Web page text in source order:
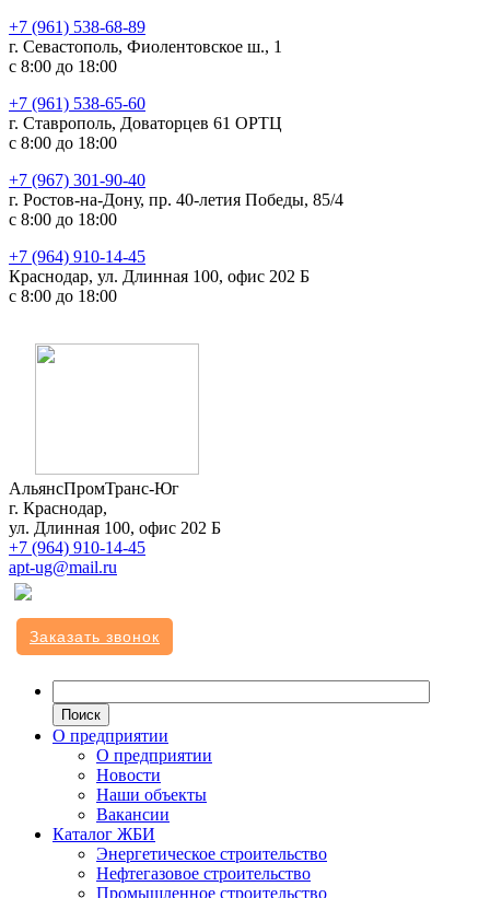
+7 (961) 538-68-89
г. Севастополь, Фиолентовское ш., 1
с 8:00 до 18:00
+7 (961) 538-65-60
г. Ставрополь, Доваторцев 61 ОРТЦ
с 8:00 до 18:00
+7 (967) 301-90-40
г. Ростов-на-Дону, пр. 40-летия Победы, 85/4
с 8:00 до 18:00
+7 (964) 910-14-45
Краснодар, ул. Длинная 100, офис 202 Б
с 8:00 до 18:00
АльянсПромТранс-Юг
г. Краснодар,
ул. Длинная 100, офис 202 Б
+7 (964) 910-14-45
apt-ug@mail.ru
Заказать звонок
О предприятии
О предприятии
Новости
Наши объекты
Вакансии
Каталог ЖБИ
Энергетическое строительство
Нефтегазовое строительство
Промышленное строительство